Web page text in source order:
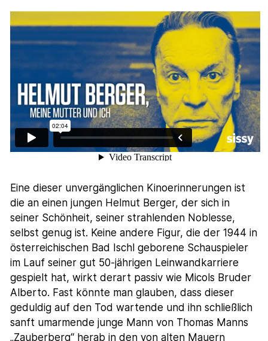
Eine dieser unvergänglichen Kinoerinnerungen ist
die an einen jungen Helmut Berger, der sich in
seiner Schönheit, seiner strahlenden Noblesse,
selbst genug ist. Keine andere Figur, die der 1944 in
österreichischen Bad Ischl geborene Schauspieler
im Lauf seiner gut 50-jährigen Leinwandkarriere
gespielt hat, wirkt derart passiv wie Micols Bruder
Alberto. Fast könnte man glauben, dass dieser
geduldig auf den Tod wartende und ihn schließlich
sanft umarmende junge Mann von Thomas Manns
„Zauberberg“ herab in den von alten Mauern